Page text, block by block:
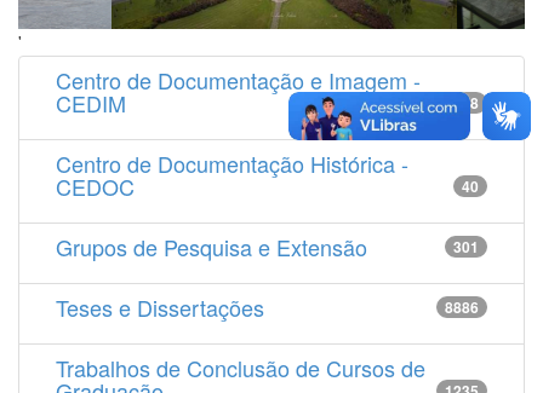
'
Centro de Documentação e Imagem -
CEDIM 14538
Centro de Documentação Histórica -
CEDOC 40
Grupos de Pesquisa e Extensão 301
Teses e Dissertações 8886
Trabalhos de Conclusão de Cursos de